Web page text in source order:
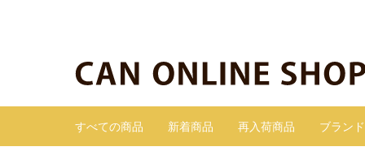
すべての商品 新着商品 再入荷商品 ブランド